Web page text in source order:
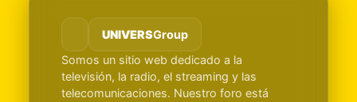
UNIVERSGroup
Somos un sitio web dedicado a la
televisión, la radio, el streaming y las
telecomunicaciones. Nuestro foro está